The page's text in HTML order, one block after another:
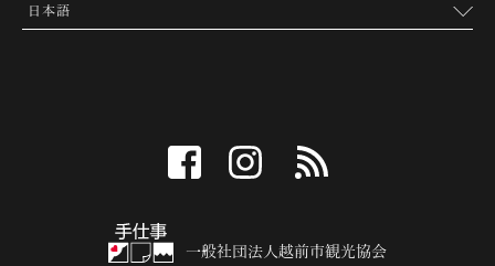
facebook instagram
一般社団法人越前市観光協会